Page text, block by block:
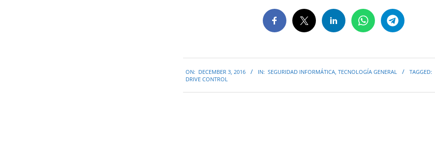
12-
ON: DECEMBER 3, 2016 IN: SEGURIDAD INFORMÁTICA TECNOLOGÍA GENERAL TAGGED:
DRIVE CONTROL